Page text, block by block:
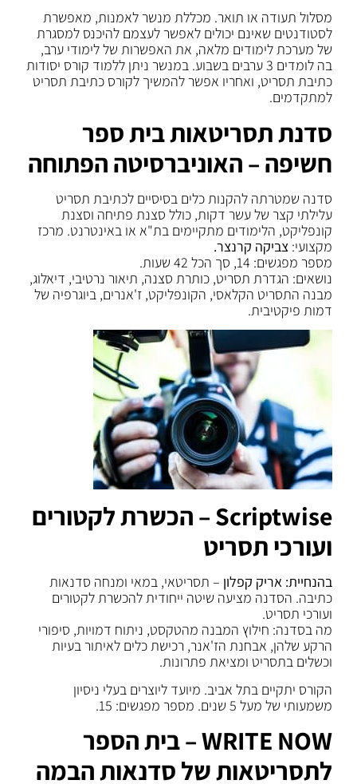
מסלול תעודה או תואר. מכללת מנשר לאמנות, מאפשרת
לסטודנטים שאינם יכולים לאפשר לעצמם להיכנס למסגרת
של מערכת לימודים מלאה, את האפשרות של לימודי ערב,
בה לומדים 3 ערבים בשבוע. במנשר ניתן ללמוד קורס יסודות
כתיבת תסריט, ואחריו אפשר להמשיך לקורס כתיבת תסריט
למתקדמים.
סדנת תסריטאות בית ספר
חשיפה – האוניברסיטה הפתוחה
סדנה שמטרתה להקנות כלים בסיסיים לכתיבת תסריט
עלילתי קצר של עשר דקות, כולל סצנת פתיחה וסצנת
קונפליקט, הלימודים מתקיימים בת"א או באינטרנט. מרכז
מקצועי:צביקה קרנצר.
מספר מפגשים: 14, סך הכל 42 שעות.
נושאים: הגדרת תסריט, כותרת סצנה, תיאור נרטיבי, דיאלוג,
מבנה התסריט הקלאסי, הקונפליקט, ז'אנרים, ביוגרפיה של
דמות פיקטיבית.
Scriptwise– הכשרת לקטורים
ועורכי תסריט
בהנחיית: אריק קפלון – תסריטאי, במאי ומנחה סדנאות
כתיבה. הסדנה מציעה שיטה ייחודית להכשרת לקטורים
ועורכי תסריט.
מה בסדנה: חילוץ המבנה מהטקסט, ניתוח דמויות, סיפורי
הרקע שלהן, אבחנת הז'אנר, רכישת כלים לאיתור בעיות
וכשלים בתסריט ומציאת פתרונות.
הקורס יתקיים בתל אביב. מיועד ליוצרים בעלי ניסיון
משמעותי של מעל 5 שנים. מספר מפגשים: 15.
WRITE NOW –
בית הספר
לתסריטאות של סדנאות הבמה